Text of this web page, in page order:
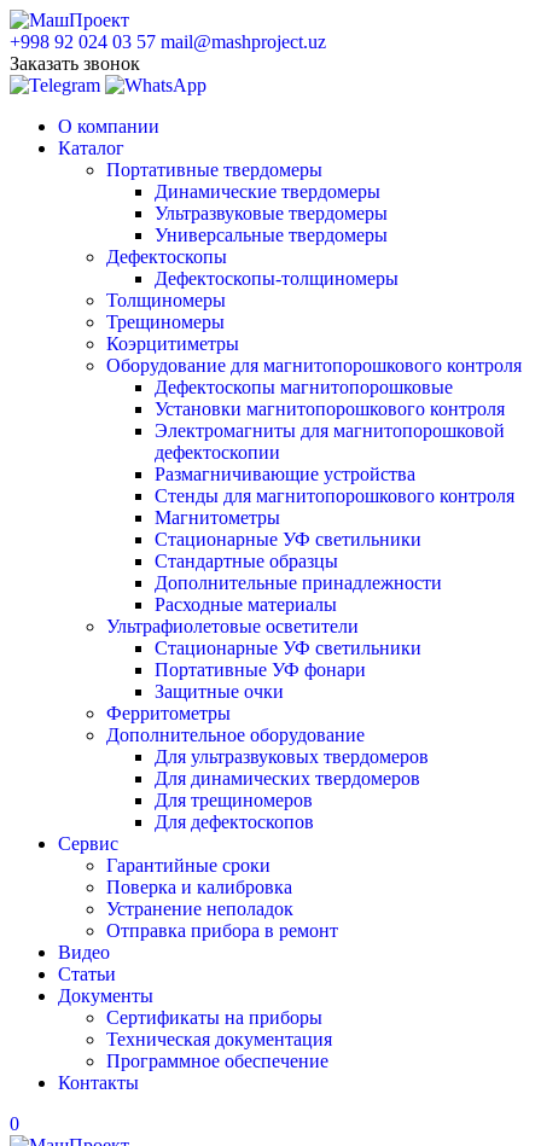
+998 92 024 03 57 mail@mashproject.uz
Заказать звонок
О компании
Каталог
Портативные твердомеры
Динамические твердомеры
Ультразвуковые твердомеры
Универсальные твердомеры
Дефектоскопы
Дефектоскопы-толщиномеры
Толщиномеры
Трещиномеры
Коэрцитиметры
Оборудование для магнитопорошкового контроля
Дефектоскопы магнитопорошковые
Установки магнитопорошкового контроля
Электромагниты для магнитопорошковой
дефектоскопии
Размагничивающие устройства
Стенды для магнитопорошкового контроля
Магнитометры
Стационарные УФ светильники
Стандартные образцы
Дополнительные принадлежности
Расходные материалы
Ультрафиолетовые осветители
Стационарные УФ светильники
Портативные УФ фонари
Защитные очки
Ферритометры
Дополнительное оборудование
Для ультразвуковых твердомеров
Для динамических твердомеров
Для трещиномеров
Для дефектоскопов
Сервис
Гарантийные сроки
Поверка и калибровка
Устранение неполадок
Отправка прибора в ремонт
Видео
Статьи
Документы
Сертификаты на приборы
Техническая документация
Программное обеспечение
Контакты
0